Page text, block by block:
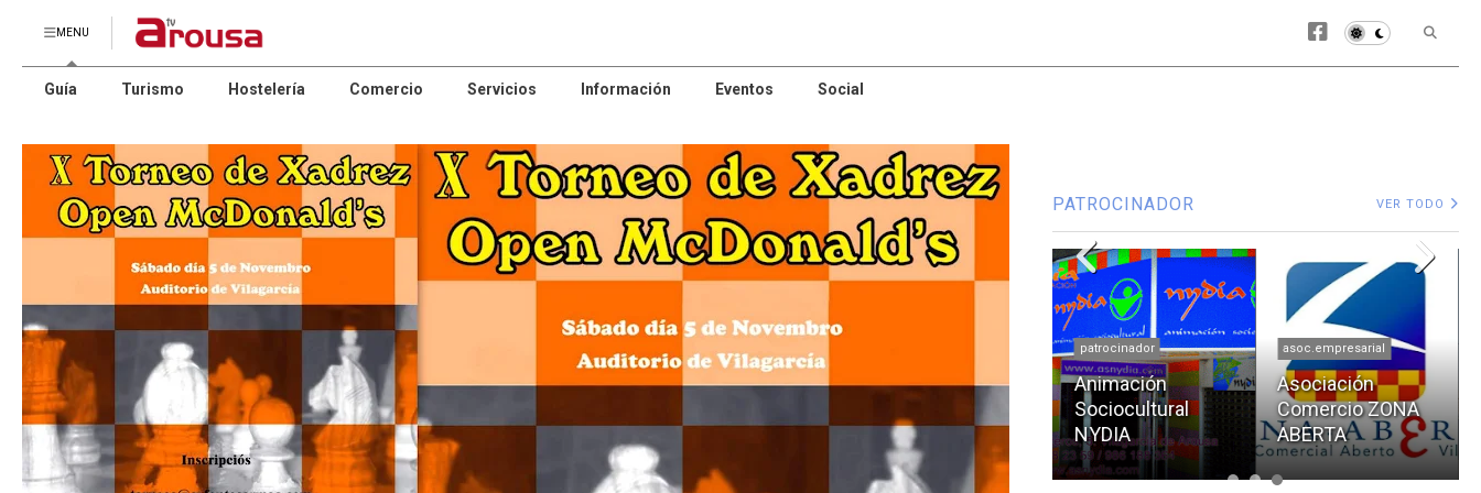
MENU
Guía Turismo Hostelería Comercio Servicios Información Eventos Social
PATROCINADOR VER TODO
asoc.empresarial
Asociación
Comercio ZONA
ABERTA
Tienda de
Pinturas
ARMENTEROS
GEMA PIZARRO
#comercio
policlínica dental
patrocinador
Animación
Sociocultural
NYDIA
asoc.empresarial
Asociación
Comercio ZONA
ABERTA